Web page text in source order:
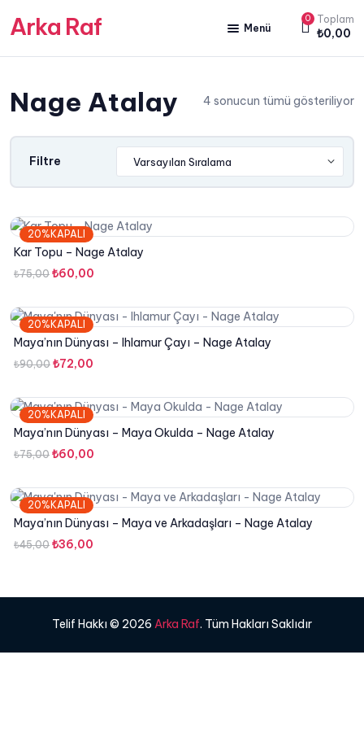
Arka Raf Menü
ANA SAYFA
HAKKIMIZDA
YAZARLARIMIZ
0 Toplam
₺0,00
Nage Atalay 4 sonucun tümü gösteriliyor
Filtre
20%KAPALI
Kar Topu – Nage Atalay
₺75,00 Orijinal
₺75,00.
₺60,00
fiyat:
₺60,00.
20%KAPALI
Maya’nın Dünyası – Ihlamur Çayı – Nage Atalay
₺90,00 Orijinal
₺90,00.
₺72,00
fiyat:
₺72,00.
20%KAPALI
Maya’nın Dünyası – Maya Okulda – Nage Atalay
₺75,00 Orijinal
₺75,00.
₺60,00
fiyat:
₺60,00.
20%KAPALI
Maya’nın Dünyası – Maya ve Arkadaşları – Nage Atalay
₺45,00 Orijinal
₺36,00
₺36,00.
Telif Hakkı © 2026 Arka Raf. Tüm Hakları Saklıdır